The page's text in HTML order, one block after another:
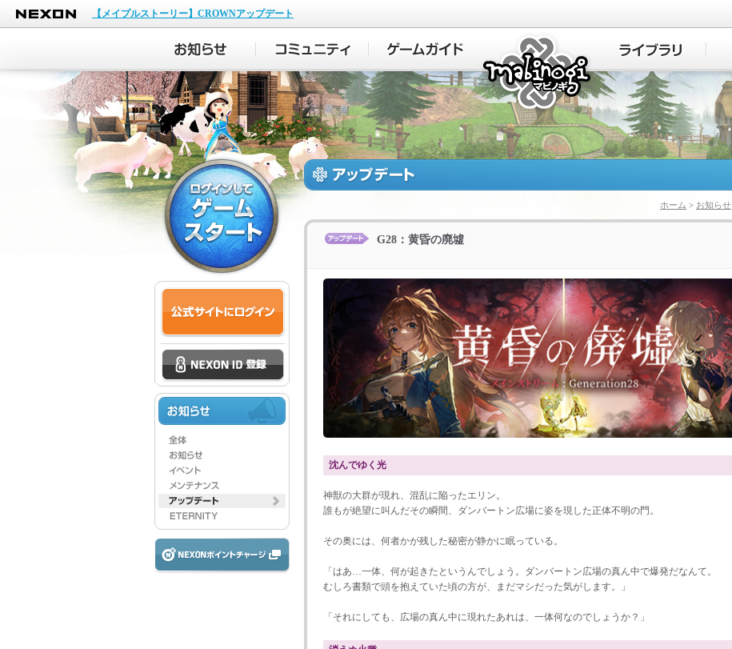
NEXON
【メイプルストーリー】CROWNアップデート
マビノギ
ホーム > お知らせ
G28：黄昏の廃墟
沈んでゆく光
神獣の大群が現れ、混乱に陥ったエリン。
誰もが絶望に叫んだその瞬間、ダンバートン広場に姿を現した正体不明の門。
その奥には、何者かが残した秘密が静かに眠っている。
「はあ…一体、何が起きたというんでしょう。ダンバートン広場の真ん中で爆発だなんて。
むしろ書類で頭を抱えていた頃の方が、まだマシだった気がします。」
「それにしても、広場の真ん中に現れたあれは、一体何なのでしょうか？」